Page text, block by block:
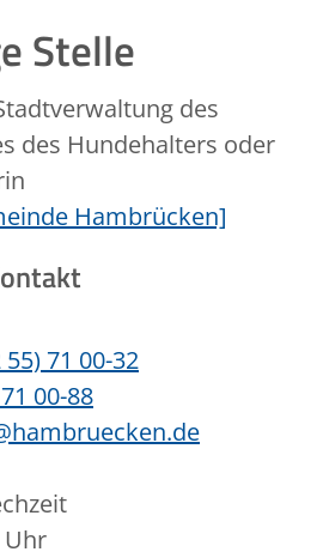
Stelle
des
des Hundehalters oder
Hambrücken]
55) 71 00-32
00-88
Uhr